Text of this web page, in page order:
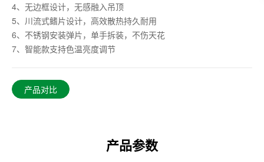
4、无边框设计，无感融入吊顶
5、川流式鳍片设计，高效散热持久耐用
6、不锈钢安装弹片，单手拆装，不伤天花
7、智能款支持色温亮度调节
产品对比
产品参数